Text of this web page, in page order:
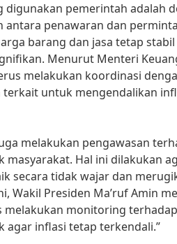
digunakan pemerintah adalah
antara penawaran dan
barang dan jasa tetap
Menurut Menteri
melakukan koordinasi
untuk mengendalikan
melakukan pengawasan
masyarakat. Hal ini dilakukan
secara tidak wajar dan
Wakil Presiden Ma’ruf Amin
melakukan monitoring
agar inflasi tetap terkendali.”